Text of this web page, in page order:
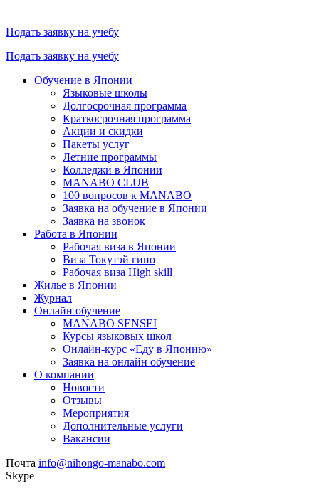
Подать заявку на учебу
Подать заявку на учебу
Обучение в Японии
Языковые школы
Долгосрочная программа
Краткосрочная программа
Акции и скидки
Пакеты услуг
Летние программы
Колледжи в Японии
MANABO CLUB
100 вопросов к MАNABO
Заявка на обучение в Японии
Заявка на звонок
Работа в Японии
Рабочая виза в Японии
Виза Токутэй гино
Рабочая виза High skill
Жилье в Японии
Журнал
Онлайн обучение
MANABO SENSEI
Курсы языковых школ
Онлайн-курс «Еду в Японию»
Заявка на онлайн обучение
О компании
Новости
Отзывы
Мероприятия
Дополнительные услуги
Вакансии
Почта info@nihongo-manabo.com
Skype